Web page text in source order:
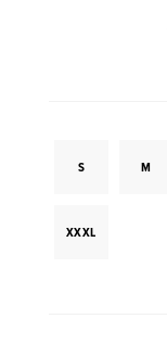
S M
XXXL